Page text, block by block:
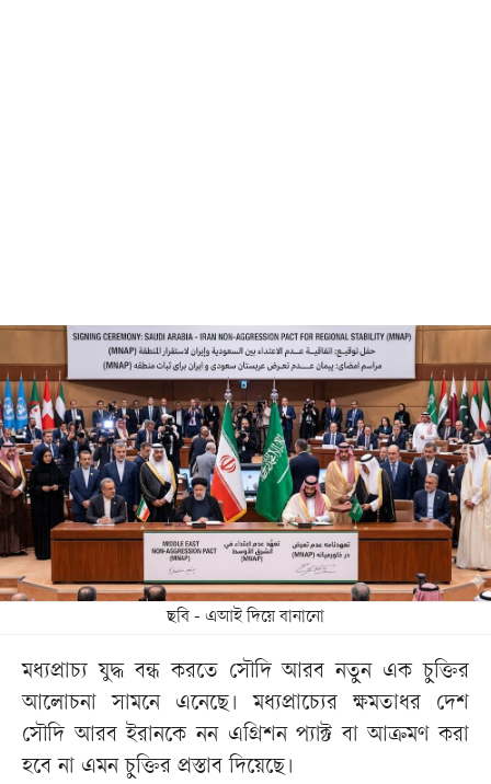
ছবি - এআই দিয়ে বানানো
মধ্যপ্রাচ্য যুদ্ধ বন্ধ করতে সৌদি আরব নতুন এক চুক্তির
আলোচনা সামনে এনেছে। মধ্যপ্রাচ্যের ক্ষমতাধর দেশ
সৌদি আরব ইরানকে নন এগ্রিশন প্যাক্ট বা আক্রমণ করা
হবে না এমন চুক্তির প্রস্তাব দিয়েছে।